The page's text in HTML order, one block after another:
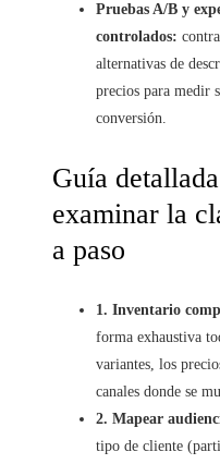
Pruebas A/B y
controlados:
alternativas de
precios para medir
conversión.
Guía
examinar la
a paso
1. Inventario
forma exhaustiva
variantes, los
canales donde se
2. Mapear
tipo de cliente